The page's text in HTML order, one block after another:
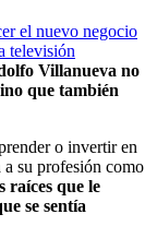
el nuevo negocio
televisión
Villanueva no
que también
o invertir en
su profesión como
raíces que le
se sentía